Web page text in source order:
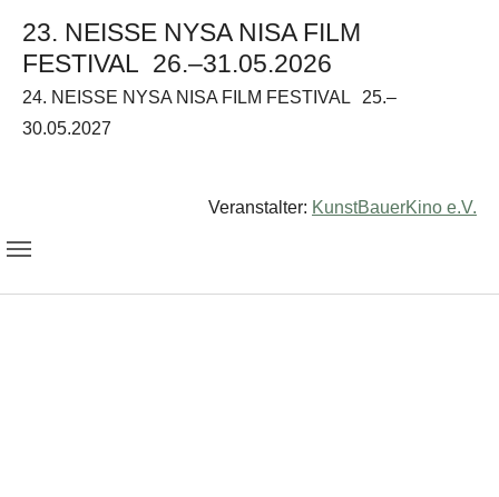
23. NEISSE NYSA NISA FILM
FESTIVAL 26.–31.05.2026
24. NEISSE NYSA NISA FILM FESTIVAL
25.–
30.05.2027
Veranstalter: KunstBauerKino e.V.